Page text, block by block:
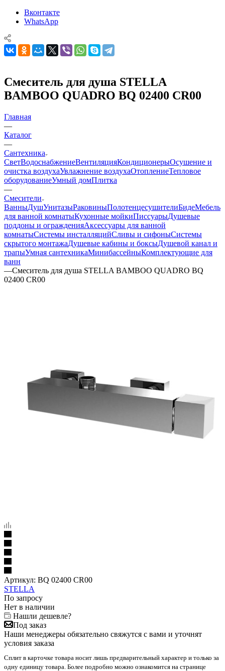
Вконтакте
WhatsApp
Смеситель для душа STELLA
BAMBOO QUADRO BQ 02400 CR00
Главная
—
Каталог
—
Сантехника
СветВодоснабжениеВентиляцияКондиционерыОсушение и
очистка воздухаУвлажнение воздухаОтоплениеТепловое
оборудованиеУмный домПлитка
—
Смесители
ВанныДушУнитазыРаковиныПолотенцесушителиБидеМебель
для ванной комнатыКухонные мойкиПиссуарыДушевые
поддоны и огражденияАксессуары для ванной
комнатыСистемы инсталляцийСливы и сифоныСистемы
скрытого монтажаДушевые кабины и боксыДушевой канал и
трапыУмная сантехникаМинибассейныКомплектующие для
ванн
—Смеситель для душа STELLA BAMBOO QUADRO BQ
02400 CR00
Артикул: BQ 02400 CR00
STELLA
По запросу
Нет в наличии
Нашли дешевле?
Под заказ
Наши менеджеры обязательно свяжутся с вами и уточнят
условия заказа
Сплит в карточке товара носит лишь предварительный характер и только за
одну единицу товара. Более подробно можно ознакомится на странице